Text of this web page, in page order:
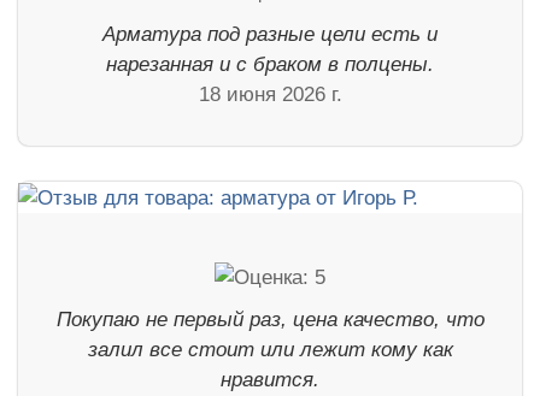
Арматура под разные цели есть и
нарезанная и с браком в полцены.
18 июня 2026 г.
Покупаю не первый раз, цена качество, что
залил все стоит или лежит кому как
нравится.